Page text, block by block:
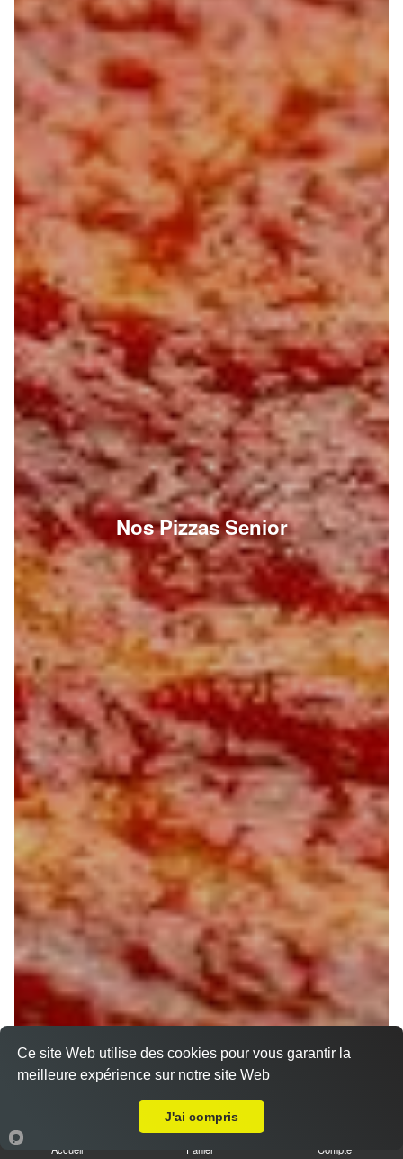
Nos Pizzas Senior
Accueil Panier Compte
Ce site Web utilise des cookies pour vous garantir la
meilleure expérience sur notre site Web
J'ai compris